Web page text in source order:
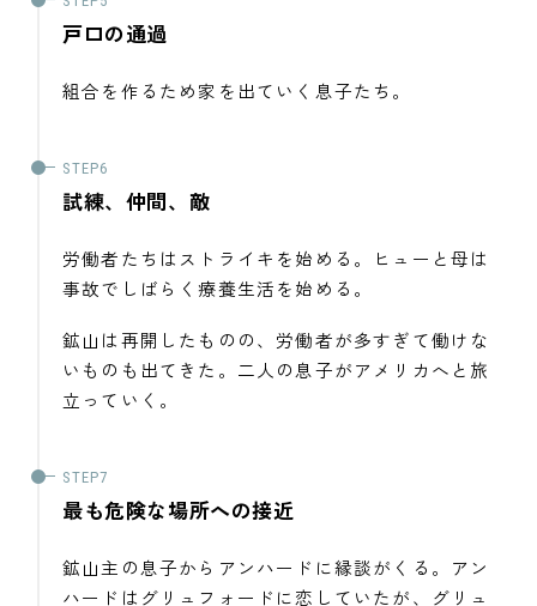
戸口の通過
組合を作るため家を出ていく息子たち。
試練、仲間、敵
労働者たちはストライキを始める。ヒューと母は
事故でしばらく療養生活を始める。
鉱山は再開したものの、労働者が多すぎて働けな
いものも出てきた。二人の息子がアメリカへと旅
立っていく。
最も危険な場所への接近
鉱山主の息子からアンハードに縁談がくる。アン
ハードはグリュフォードに恋していたが、グリュ